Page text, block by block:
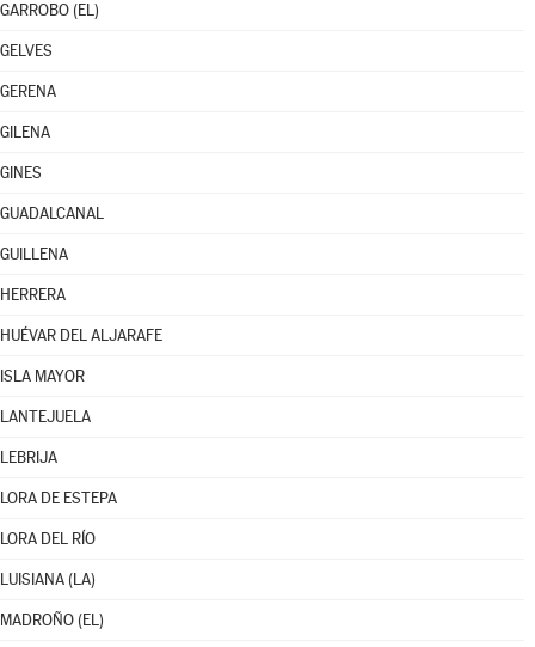
GARROBO (EL)
GELVES
GERENA
GILENA
GINES
GUADALCANAL
GUILLENA
HERRERA
HUÉVAR DEL ALJARAFE
ISLA MAYOR
LANTEJUELA
LEBRIJA
LORA DE ESTEPA
LORA DEL RÍO
LUISIANA (LA)
MADROÑO (EL)